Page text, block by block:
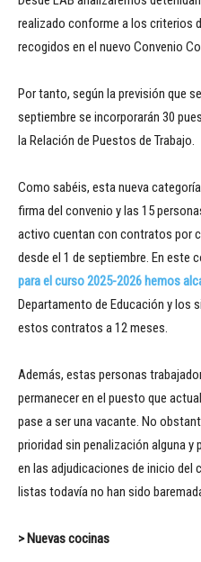
realizado conforme a los criterios
recogidos en el nuevo Convenio
Por tanto, según la previsión que
septiembre se incorporarán 30
la Relación de Puestos de Trabajo.
Como sabéis, esta nueva
firma del convenio y las 15
activo cuentan con contratos por
desde el 1 de septiembre. En este
para el curso 2025-2026 hemos
Departamento de Educación y los
estos contratos a 12 meses.
Además, estas personas
permanecer en el puesto que
pase a ser una vacante. No
prioridad sin penalización alguna
en las adjudicaciones de inicio del
listas todavía no han sido
> Nuevas cocinas